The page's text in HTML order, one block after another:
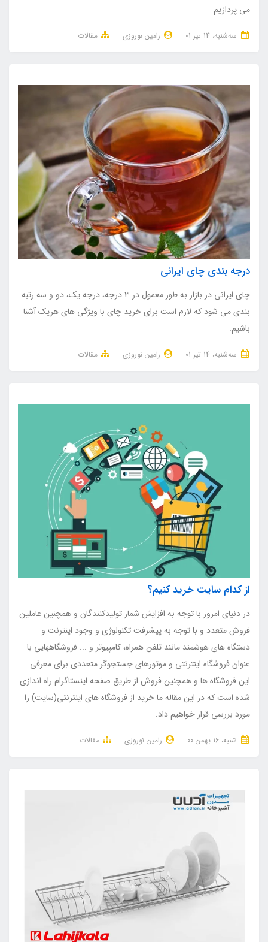
می پردازیم
ﺳﻪشنبه، 14 تير 01 رامین نوروزی مقالات
درجه بندی چای ایرانی
چای ایرانی در بازار به طور معمول در 3 درجه، درجه یک، دو و سه رتبه
بندی می شود که لازم است برای خرید چای با ویژگی های هریک آشنا
باشیم.
ﺳﻪشنبه، 14 تير 01 رامین نوروزی مقالات
از کدام سایت خرید کنیم؟
در دنیای امروز با توجه به افزایش شمار تولیدکنندگان و همچنین عاملین
فروش متعدد و با توجه به پیشرفت تکنولوژی و وجود اینترنت و
دستگاه های هوشمند مانند تلفن همراه، کامپیوتر و ... فروشگاههایی با
عنوان فروشگاه اینترنتی و موتورهای جستجوگر متعددی برای معرفی
این فروشگاه ها و همچنین فروش از طریق صفحه اینستاگرام راه اندازی
شده است که در این مقاله ما خرید از فروشگاه های اینترنتی(سایت) را
مورد بررسی قرار خواهیم داد.
شنبه، 16 بهمن 00 رامین نوروزی مقالات